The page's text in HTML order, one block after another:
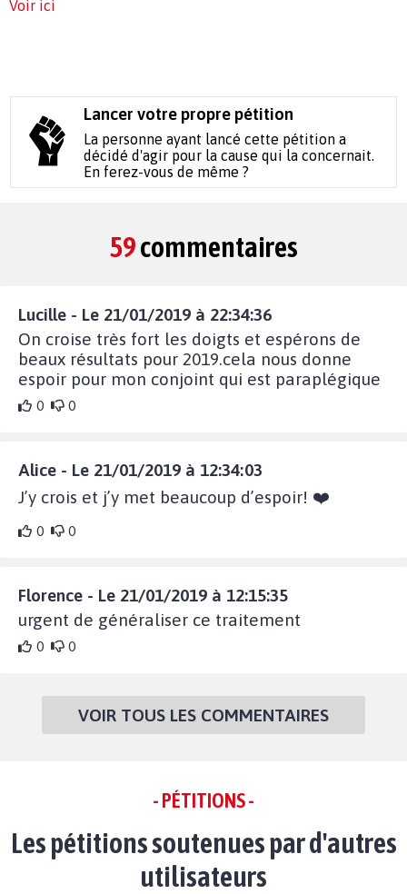
Voir ici
Lancer votre propre pétition
La personne ayant lancé cette pétition a
décidé d'agir pour la cause qui la concernait.
En ferez-vous de même ?
59commentaires
Lucille - Le 21/01/2019 à 22:34:36
On croise très fort les doigts et espérons de
beaux résultats pour 2019.cela nous donne
espoir pour mon conjoint qui est paraplégique
0 0
Alice - Le 21/01/2019 à 12:34:03
J’y crois et j’y met beaucoup d’espoir! ❤️
0 0
Florence - Le 21/01/2019 à 12:15:35
urgent de généraliser ce traitement
0 0
VOIR TOUS LES COMMENTAIRES
- PÉTITIONS -
Les pétitions soutenues par d'autres
utilisateurs